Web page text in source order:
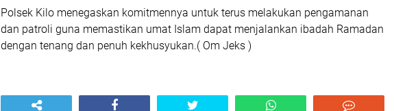
Polsek Kilo menegaskan komitmennya untuk terus melakukan pengamanan
dan patroli guna memastikan umat Islam dapat menjalankan ibadah Ramadan
dengan tenang dan penuh kekhusyukan.( Om Jeks )